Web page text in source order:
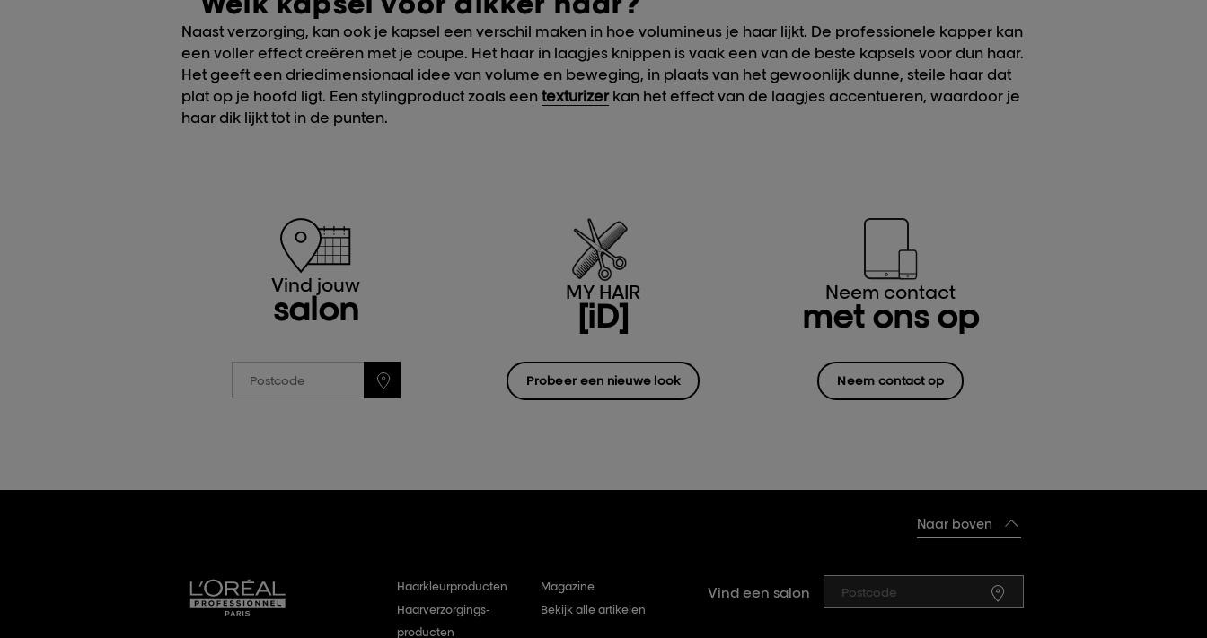
Naast verzorging, kan ook je kapsel een verschil maken in hoe
volumineus je haar lijkt. De professionele kapper kan een voller effect
creëren met je coupe. Het haar in laagjes knippen is vaak een van de
beste kapsels voor dun haar. Het geeft een driedimensionaal idee van
Vind jouw
salon MY HAIR
[iD]
Neem contact
met ons op